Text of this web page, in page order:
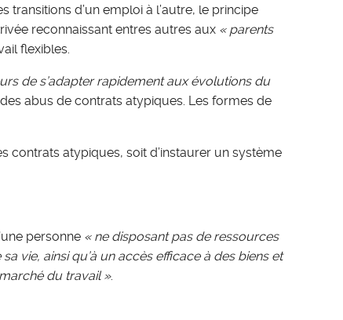
d’un emploi à l’autre, le principe
reconnaissant entres autres aux « parents
flexibles.
de s’adapter rapidement aux évolutions du
abus de contrats atypiques. Les formes de
contrats atypiques, soit d’instaurer un système
personne « ne disposant pas de ressources
vie, ainsi qu’à un accès efficace à des biens et
du travail ».